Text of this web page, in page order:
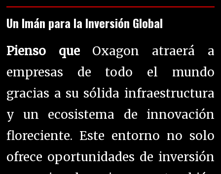
Un Imán para la Inversión Global
Pienso queOxagon atraerá a
empresas de todo el mundo
gracias a su sólida infraestructura
y un ecosistema de innovación
floreciente. Este entorno no solo
ofrece oportunidades de inversión